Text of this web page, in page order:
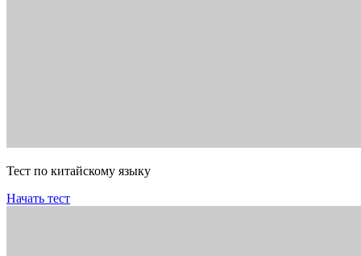
Тест по китайскому языку
Начать тест